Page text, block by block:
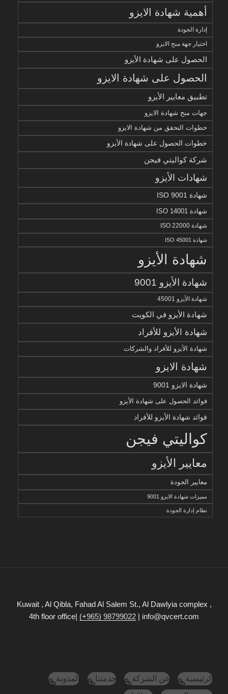
أهمية شهادة الايزو
إدارة الجودة
اختيار جهة منح الايزو
الحصول على شهادة الأيزو
الحصول على شهادة الايزو
تطبيق معايير الأيزو
جهات منح شهادة الايزو
خطوات التحقق من شهادة الايزو
خطوات الحصول على شهادة الأيزو
شركة كواليتي فيجن
شهادات الأيزو
شهادة ISO 9001
شهادة ISO 14001
شهادة ISO 22000
شهادة ISO 45001
شهادة الأيزو
شهادة الأيزو 9001
شهادة الأيزو 45001
شهادة الأيزو في الكويت
شهادة الأيزو للأفراد
شهادة الأيزو للأفراد والشركات
شهادة الايزو
شهادة الايزو 9001
فوائد الحصول على شهادة الأيزو
فوائد شهادة الأيزو للأفراد
كواليتي فيجن
معايير الأيزو
معايير الجودة
مميزات شهادة الايزو 9001
نظام إدارة الجودة
Kuwait , Al Qibla, Fahad Al Salem St., Al Dawlyia complex ,
4th floor office| (+965) 98799022 | info@qvcert.com
الرئيسية عن الشركة خدمتنا
المدونة